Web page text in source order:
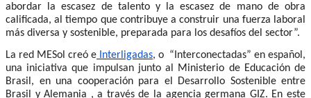
abordar la escasez de talento y la escasez de mano de obra
calificada, al tiempo que contribuye a construir una fuerza laboral
más diversa y sostenible, preparada para los desafíos del sector”.
La red MESol creó e Interligadas, o “Interconectadas” en español,
una iniciativa que impulsan junto al
Ministerio de Educación de
Brasil, en una cooperación para el Desarrollo Sostenible entre
Brasil y Alemania , a través de la agencia germana GIZ. En este